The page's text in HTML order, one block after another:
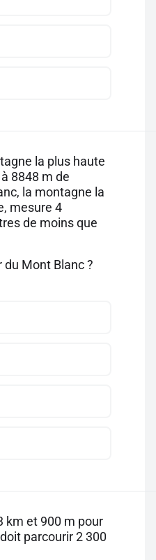
la plus haute
8848 m de
la montagne la
mesure 4
de moins que
du Mont Blanc ?
km et 900 m pour
parcourir 2 300